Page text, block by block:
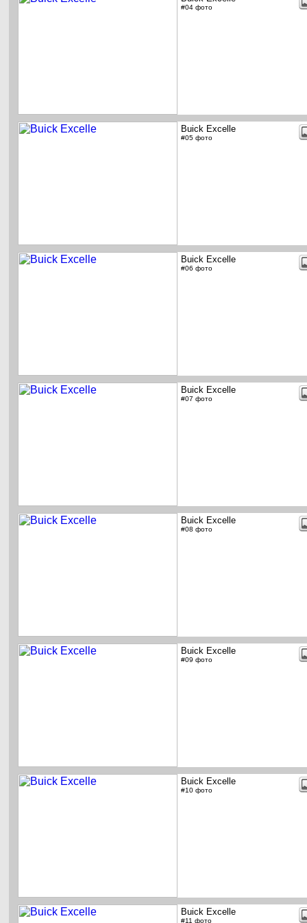
#04 фото
Buick Excelle
#05 фото
Buick Excelle
#06 фото
Buick Excelle
#07 фото
Buick Excelle
#08 фото
Buick Excelle
#09 фото
Buick Excelle
#10 фото
Buick Excelle
#11 фото